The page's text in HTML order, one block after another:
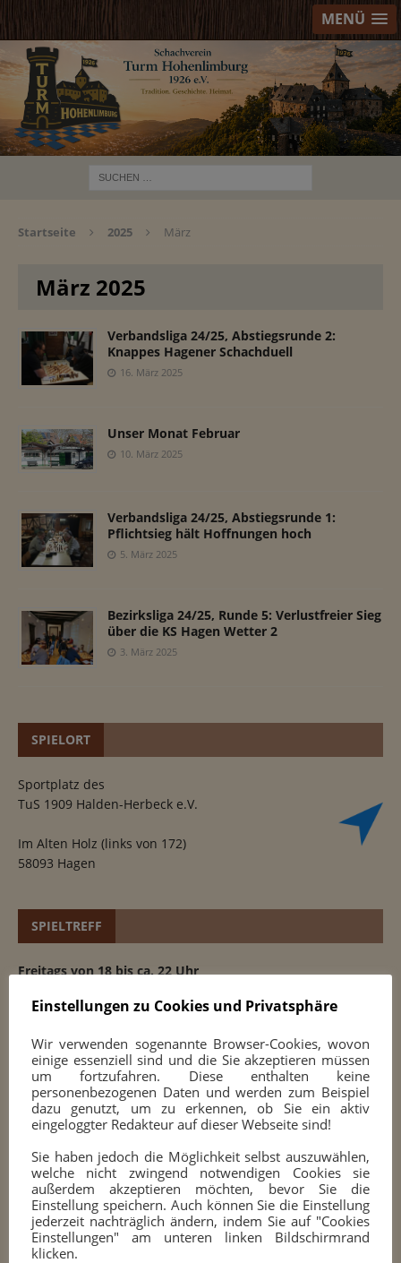
MENÜ
Startseite 2025 März
März 2025
Verbandsliga 24/25, Abstiegsrunde 2:
Knappes Hagener Schachduell
16. März 2025
Unser Monat Februar
10. März 2025
Verbandsliga 24/25, Abstiegsrunde 1:
Pflichtsieg hält Hoffnungen hoch
5. März 2025
Bezirksliga 24/25, Runde 5: Verlustfreier Sieg
über die KS Hagen Wetter 2
3. März 2025
SPIELORT
Sportplatz des
TuS 1909 Halden-Herbeck e.V.
Im Alten Holz (links von 172)
58093 Hagen
SPIELTREFF
Freitags von 18 bis ca. 22 Uhr
darüber hinaus
Erwachsenentraining
Training am Computer (Eröffnungen, Strategie, Taktik,
Endspiele, Partien und Analysen)
100 JAHRE SCHACH
Einstellungen zu Cookies und Privatsphäre
Wir verwenden sogenannte Browser-Cookies, wovon
einige essenziell sind und die Sie akzeptieren müssen
um fortzufahren. Diese enthalten keine
personenbezogenen Daten und werden zum Beispiel
dazu genutzt, um zu erkennen, ob Sie ein aktiv
eingeloggter Redakteur auf dieser Webseite sind!
Sie haben jedoch die Möglichkeit selbst auszuwählen,
welche nicht zwingend notwendigen Cookies sie
außerdem akzeptieren möchten, bevor Sie die
Einstellung speichern. Auch können Sie die Einstellung
jederzeit nachträglich ändern, indem Sie auf "Cookies
Einstellungen" am unteren linken Bildschirmrand
klicken.